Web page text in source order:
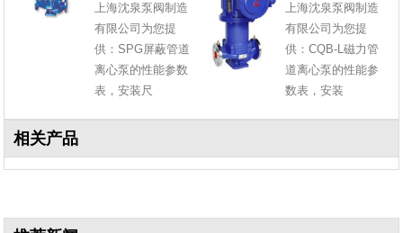
上海沈泉泵阀制造
有限公司为您提
供：SPG屏蔽管道
离心泵的性能参数
表，安装尺
上海沈泉泵阀制造
有限公司为您提
供：CQB-L磁力管
道离心泵的性能参
数表，安装
相关产品